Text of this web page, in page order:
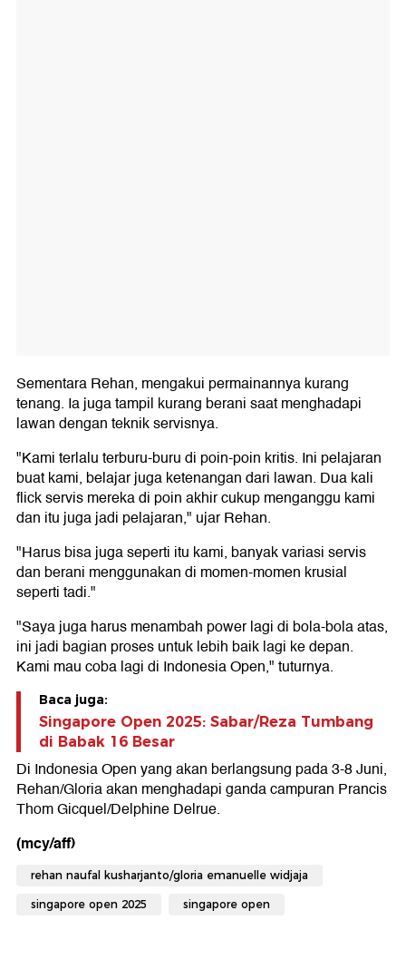
Sementara Rehan, mengakui permainannya kurang
tenang. Ia juga tampil kurang berani saat menghadapi
lawan dengan teknik servisnya.
"Kami terlalu terburu-buru di poin-poin kritis. Ini pelajaran
buat kami, belajar juga ketenangan dari lawan. Dua kali
flick servis mereka di poin akhir cukup menganggu kami
dan itu juga jadi pelajaran," ujar Rehan.
"Harus bisa juga seperti itu kami, banyak variasi servis
dan berani menggunakan di momen-momen krusial
seperti tadi."
"Saya juga harus menambah power lagi di bola-bola atas,
ini jadi bagian proses untuk lebih baik lagi ke depan.
Kami mau coba lagi di Indonesia Open," tuturnya.
Baca juga:
Singapore Open 2025: Sabar/Reza Tumbang
di Babak 16 Besar
Di Indonesia Open yang akan berlangsung pada 3-8 Juni,
Rehan/Gloria akan menghadapi ganda campuran Prancis
Thom Gicquel/Delphine Delrue.
(mcy/aff)
rehan naufal kusharjanto/gloria emanuelle widjaja
singapore open 2025 singapore open